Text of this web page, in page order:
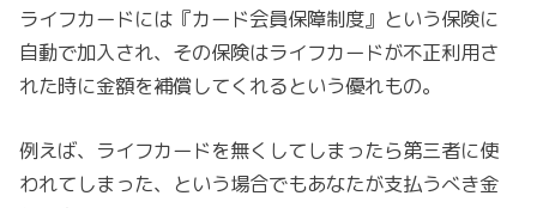
ライフカードには『カード会員保障制度』という保険に
自動で加入され、その保険はライフカードが不正利用さ
れた時に金額を補償してくれるという優れもの。
例えば、ライフカードを無くしてしまったら第三者に使
われてしまった、という場合でもあなたが支払うべき金